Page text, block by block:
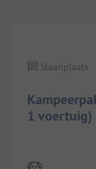
1 voertuig)
Staanplaats